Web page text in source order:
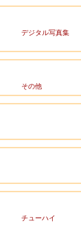
デジタル写真集
その他
チューハイ